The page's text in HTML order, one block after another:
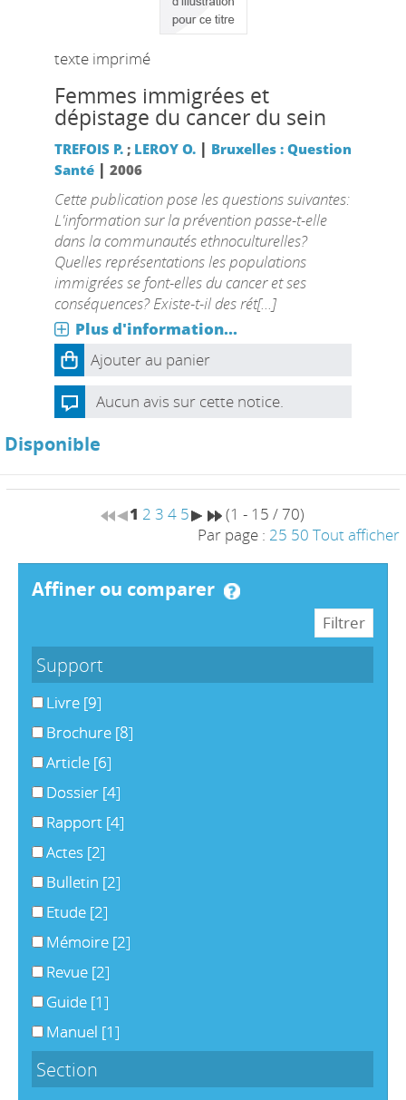
texte imprimé
Femmes immigrées et
dépistage du cancer du sein
TREFOIS P.; LEROY O. | Bruxelles : Question
Santé| 2006
Cette publication pose les questions suivantes:
L'information sur la prévention passe-t-elle
dans la communautés ethnoculturelles?
Quelles représentations les populations
immigrées se font-elles du cancer et ses
conséquences? Existe-t-il des rét[...]
Plus d'information...
Ajouter au panier
Aucun avis sur cette notice.
Disponible
1 2 3 4 5
(1 - 15 / 70)
Par page : 25 50 Tout afficher
affiner ou comparer
Support
Livre [9]
Brochure [8]
Article [6]
Dossier [4]
Rapport [4]
Actes [2]
Bulletin [2]
Etude [2]
Mémoire [2]
Revue [2]
Guide [1]
Manuel [1]
Section